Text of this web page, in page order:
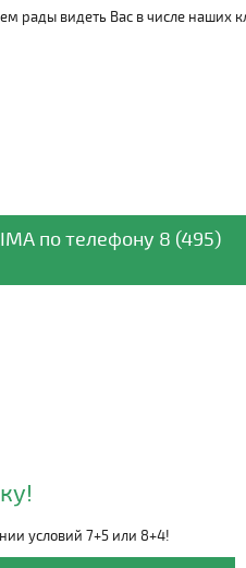
рады видеть Вас в числе наших
по телефону 8 (495)
условий 7+5 или 8+4!